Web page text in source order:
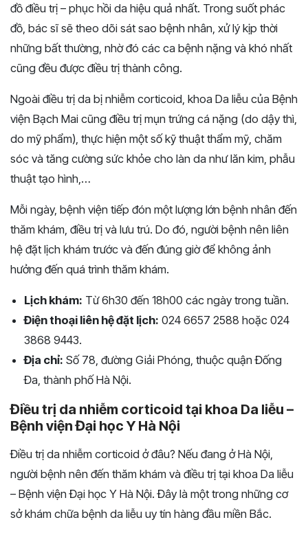
đồ điều trị – phục hồi da hiệu quả nhất. Trong suốt phác
đồ, bác sĩ sẽ theo dõi sát sao bệnh nhân, xử lý kịp thời
những bất thường, nhờ đó các ca bệnh nặng và khó nhất
cũng đều được điều trị thành công.
Ngoài điều trị da bị nhiễm corticoid, khoa Da liễu của Bệnh
viện Bạch Mai cũng điều trị mụn trứng cá nặng (do dậy thì,
do mỹ phẩm), thực hiện một số kỹ thuật thẩm mỹ, chăm
sóc và tăng cường sức khỏe cho làn da như lăn kim, phẫu
thuật tạo hình,…
Mỗi ngày, bệnh viện tiếp đón một lượng lớn bệnh nhân đến
thăm khám, điều trị và lưu trú. Do đó, người bệnh nên liên
hệ đặt lịch khám trước và đến đúng giờ để không ảnh
hưởng đến quá trình thăm khám.
Lịch khám: Từ 6h30 đến 18h00 các ngày trong tuần.
Điện thoại liên hệ đặt lịch: 024 6657 2588 hoặc 024
3868 9443.
Địa chỉ: Số 78, đường Giải Phóng, thuộc quận Đống
Đa, thành phố Hà Nội.
Điều trị da nhiễm corticoid tại khoa Da liễu –
Bệnh viện Đại học Y Hà Nội
Điều trị da nhiễm corticoid ở đâu? Nếu đang ở Hà Nội,
người bệnh nên đến thăm khám và điều trị tại khoa Da liễu
– Bệnh viện Đại học Y Hà Nội. Đây là một trong những cơ
sở khám chữa bệnh da liễu uy tín hàng đầu miền Bắc.